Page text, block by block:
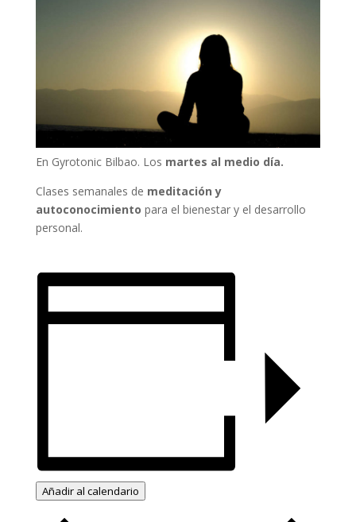
En Gyrotonic Bilbao. Los martes al medio día.
Clases semanales de meditación y
autoconocimiento para el bienestar y el desarrollo
personal.
Añadir al calendario